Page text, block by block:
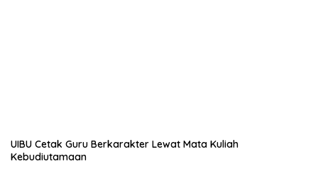
UIBU Cetak Guru Berkarakter Lewat Mata Kuliah
Kebudiutamaan